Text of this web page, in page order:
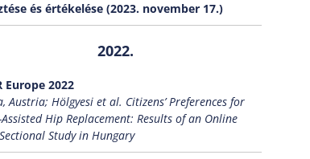
és értékelése (2023. november 17.)
2022.
Europe 2022
Austria; Hölgyesi et al. Citizens’ Preferences for
Hip Replacement: Results of an Online
Study in Hungary